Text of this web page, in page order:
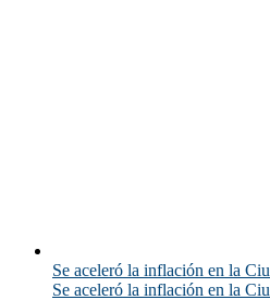
Se aceleró la inflación en la
Se aceleró la inflación en la